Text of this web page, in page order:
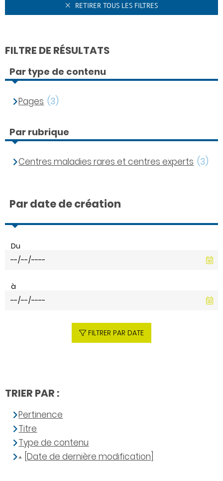
RETIRER TOUS LES FILTRES
FILTRE DE RÉSULTATS
Par type de contenu
Pages (3)
Par rubrique
Centres maladies rares et centres experts (3)
Par date de création
Du
à
FILTRER PAR DATE
TRIER PAR :
Pertinence
Titre
Type de contenu
[Date de dernière modification]